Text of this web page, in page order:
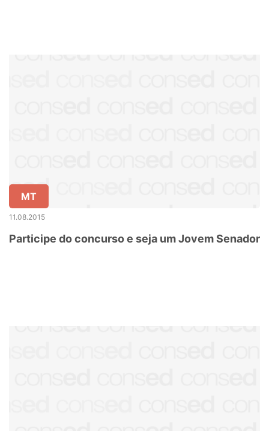
MT
11.08.2015
Participe do concurso e seja um Jovem Senador